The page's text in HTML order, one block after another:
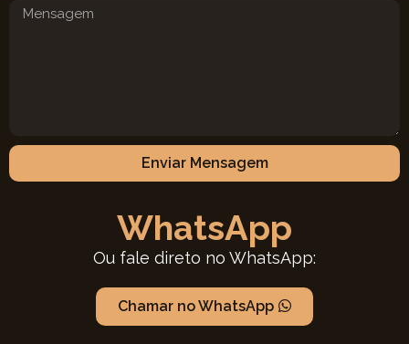
Enviar Mensagem
WhatsApp
Ou fale direto no WhatsApp:
Chamar no WhatsApp